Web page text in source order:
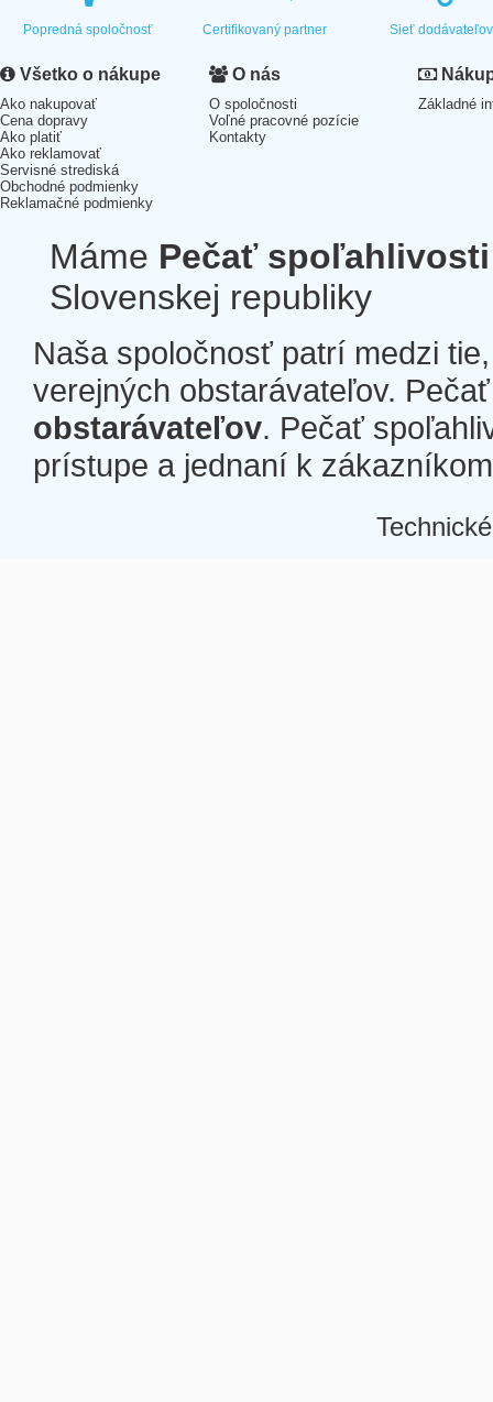
Popredná spoločnosť Certifikovaný partner Sieť dodávateľov
Všetko o nákupe
Ako nakupovať
Cena dopravy
Ako platiť
Ako reklamovať
Servisné strediská
Obchodné podmienky
Reklamačné podmienky
O nás
O spoločnosti
Voľné pracovné pozície
Kontakty
Základné
Máme Pečať spoľahlivosti
Slovenskej republiky
Naša spoločnosť patrí medzi
verejných obstarávateľov.
obstarávateľov. Pečať
prístupe a jednaní k